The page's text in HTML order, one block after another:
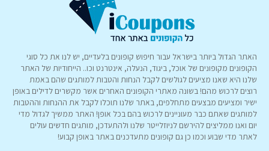
האתר הגדול ביותר בישראל עבור חיפוש קופונים בלעדיים, יש לנו את כל סוגי
הקופונים מקופונים של אוכל, ביגוד, הנעלה, אינטרנט וכו.. הייחודיות של האתר
שלנו היא שאנו מציעים לגולשים לקבל הנחות והטבות למותגים שהם באמת
רוצים לרכוש מהם! בשונה מאתרי הקופונים האחרים אשר מקשרים לדילים באופן
ישיר ומציעים מבצעים מתחלפים, באתר שלנו תוכלו לקבל את ההנחות וההטבות
למותגים שאתם כבר מעוניינים לרכוש בהם בכל אופן! האתר ממשיך לגדול מדי
יום ואנו ממליצים להירשם לניוזלייטר שלנו ולהתעדכן, מותגים חדשים עולים
לאתר מדי שבוע וכמו כן גם קופונים מתעדכנים באתר באופן קבוע!